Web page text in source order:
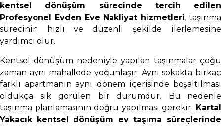
kentsel dönüşüm sürecinde tercih edilen
Profesyonel Evden Eve Nakliyat hizmetleri, taşınma
sürecinin hızlı ve düzenli şekilde ilerlemesine
yardımcı olur.
Kentsel dönüşüm nedeniyle yapılan taşınmalar çoğu
zaman aynı mahallede yoğunlaşır. Aynı sokakta birkaç
farklı apartmanın aynı dönem içerisinde boşaltılması
oldukça sık görülen bir durumdur. Bu nedenle
taşınma planlamasının doğru yapılması gerekir. Kartal
Yakacık kentsel dönüşüm ev taşıma süreçlerinde